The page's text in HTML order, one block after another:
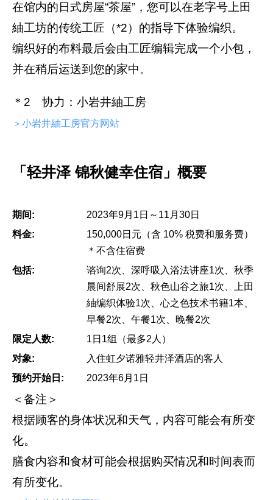
在馆内的日式房屋“茶屋”，您可以在老字号上田
紬工坊的传统工匠（*2）的指导下体验编织。
编织好的布料最后会由工匠编辑完成一个小包，
并在稍后运送到您的家中。
＊2 协力：小岩井紬工房
＞小岩井紬工房官方网站
「轻井泽 锦秋健幸住宿」概要
期间:
2023年9月1日～11月30日
料金:
150,000日元（含 10% 税费和服务费）
＊不含住宿费
包括:
谘询2次、深呼吸入浴法讲座1次、秋季
晨间舒展2次、秋色山谷之旅1次、上田
紬编织体验1次、心之色技术书籍1本、
早餐2次、午餐1次、晚餐2次
限定人数:
1日1组（最多2人）
对象:
入住虹夕诺雅轻井泽酒店的客人
预约开始日:
2023年6月1日
＜备注＞
根据顾客的身体状况和天气，内容可能会有所变
化。
膳食内容和食材可能会根据购买情况和时间表而
有所变化。